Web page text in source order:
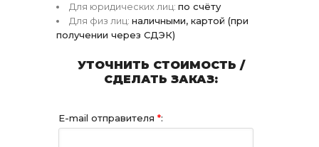
Для юридических лиц: по счёту
Для физ лиц: наличными, картой (при
получении через СДЭК)
УТОЧНИТЬ СТОИМОСТЬ /
СДЕЛАТЬ ЗАКАЗ:
E-mail отправителя *: